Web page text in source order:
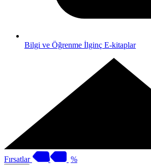
Bilgi ve Öğrenme İlginç E-kitaplar
Fırsatlar %